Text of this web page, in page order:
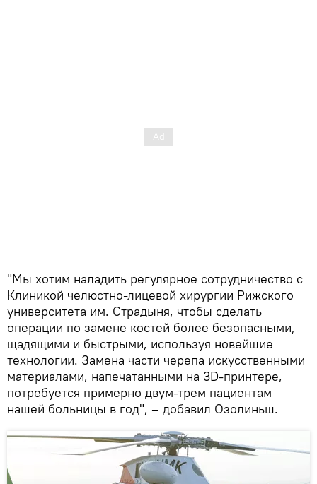
"Мы хотим наладить регулярное сотрудничество с
Клиникой челюстно-лицевой хирургии Рижского
университета им. Страдыня, чтобы сделать
операции по замене костей более безопасными,
щадящими и быстрыми, используя новейшие
технологии. Замена части черепа искусственными
материалами, напечатанными на 3D-принтере,
потребуется примерно двум-трем пациентам
нашей больницы в год", – добавил Озолиньш.